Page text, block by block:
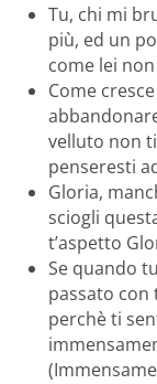
Tu, chi mi
più, ed un
come lei
Come
velluto non
penseresti
Gloria,
sciogli
t’aspetto
Se quando
passato con
perchè ti